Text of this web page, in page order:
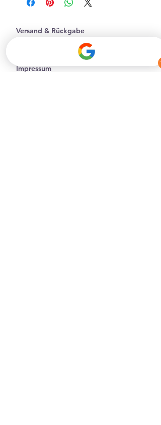
Versand & Rückgabe
Zahlungsmethoden
Impressum